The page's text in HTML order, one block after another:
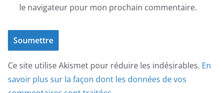
le navigateur pour mon prochain commentaire.
Ce site utilise Akismet pour réduire les indésirables. En
savoir plus sur la façon dont les données de vos